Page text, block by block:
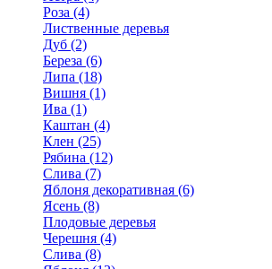
Роза (4)
Лиственные деревья
Дуб (2)
Береза (6)
Липа (18)
Вишня (1)
Ива (1)
Каштан (4)
Клен (25)
Рябина (12)
Слива (7)
Яблоня декоративная (6)
Ясень (8)
Плодовые деревья
Черешня (4)
Слива (8)